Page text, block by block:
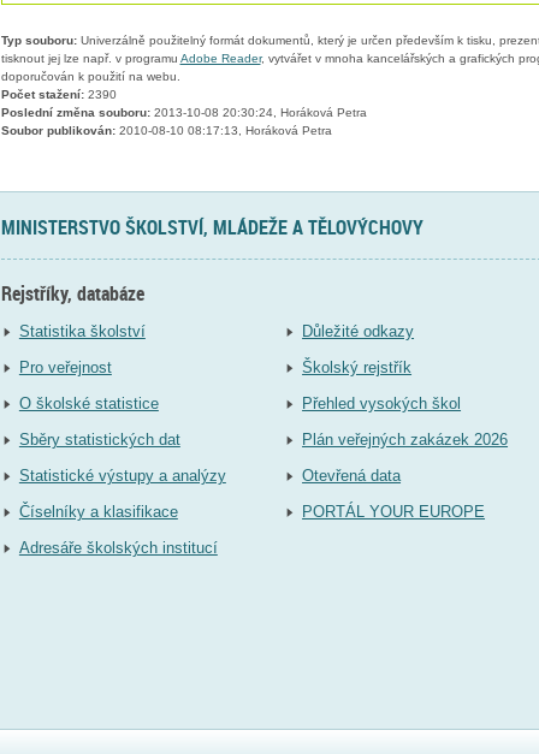
Typ souboru:Univerzálně použitelný formát dokumentů, který je určen především k tisku,
tisknout jej lze např. v programu Adobe Reader, vytvářet v mnoha kancelářských a grafických
doporučován k použití na webu.
Počet stažení:2390
Poslední změna souboru:2013-10-08 20:30:24, Horáková Petra
Soubor publikován:2010-08-10 08:17:13, Horáková Petra
MINISTERSTVO ŠKOLSTVÍ, MLÁDEŽE A TĚLOVÝCHOVY
Rejstříky, databáze
Statistika školství
Pro veřejnost
O školské statistice
Sběry statistických dat
Statistické výstupy a analýzy
Číselníky a klasifikace
Adresáře školských institucí
Důležité odkazy
Školský rejstřík
Přehled vysokých škol
Plán veřejných zakázek 2026
Otevřená data
PORTÁL YOUR EUROPE